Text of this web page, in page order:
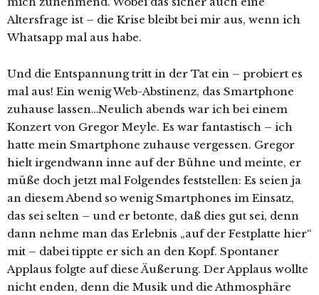
Altersfrage ist – die Krise bleibt bei mir aus, wenn ich
Whatsapp mal aus habe.
Und die Entspannung tritt in der Tat ein – probiert es
mal aus! Ein wenig Web-Abstinenz, das Smartphone
zuhause lassen…Neulich abends war ich bei einem
Konzert von Gregor Meyle. Es war fantastisch – ich
hatte mein Smartphone zuhause vergessen. Gregor
hielt irgendwann inne auf der Bühne und meinte, er
müße doch jetzt mal Folgendes feststellen: Es seien ja
an diesem Abend so wenig Smartphones im Einsatz,
das sei selten – und er betonte, daß dies gut sei, denn
dann nehme man das Erlebnis „auf der Festplatte hier“
mit – dabei tippte er sich an den Kopf. Spontaner
Applaus folgte auf diese Äußerung. Der Applaus wollte
nicht enden, denn die Musik und die Athmosphäre